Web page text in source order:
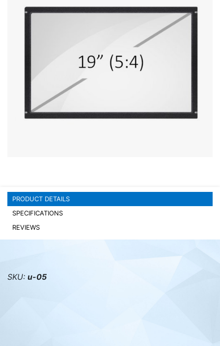
Server equipment
Video conferencing
PRODUCT DETAILS
SPECIFICATIONS
REVIEWS
SKU: u-05